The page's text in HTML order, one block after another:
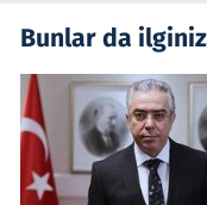
Bunlar da